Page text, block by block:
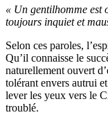
« Un gentilhomme est
toujours inquiet et
Selon ces paroles,
Qu’il connaisse le
naturellement ouvert
tolérant envers autrui
lever les yeux vers le
troublé.